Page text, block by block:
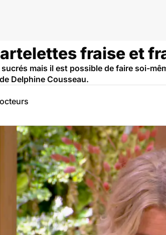
fraise et
mais il est possible de faire soi-
Delphine Cousseau.